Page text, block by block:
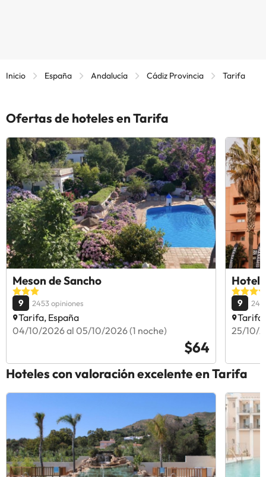
Inicio España Andalucía Cádiz Provincia Tarifa
Ofertas de hoteles en Tarifa
Meson de Sancho
9 2453 opiniones
Tarifa, España
04/10/2026 al 05/10/2026 (1 noche)
$64
Hotel
9
25/10/
Hoteles con valoración excelente en Tarifa